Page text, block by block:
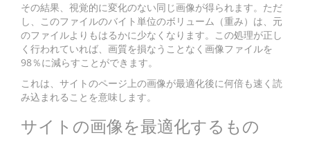
その結果、視覚的に変化のない同じ画像が得られます。ただ
し、このファイルのバイト単位のボリューム（重み）は、元
のファイルよりもはるかに少なくなります。この処理が正し
く行われていれば、画質を損なうことなく画像ファイルを
98％に減らすことができます。
これは、サイトのページ上の画像が最適化後に何倍も速く読
み込まれることを意味します。
サイトの画像を最適化するもの